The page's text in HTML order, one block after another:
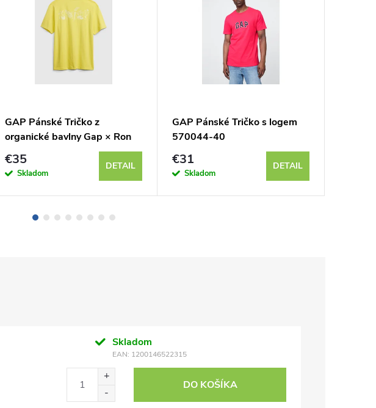
Skladom
EAN: 1200146522315
DO KOŠÍKA
GAP Pánské Tričko z
organické bavlny Gap × Ron
Finley 867841-03
€35
Skladom
DETAIL
GAP Pánské Tričko s logem
570044-40
€31
Skladom
DETAIL